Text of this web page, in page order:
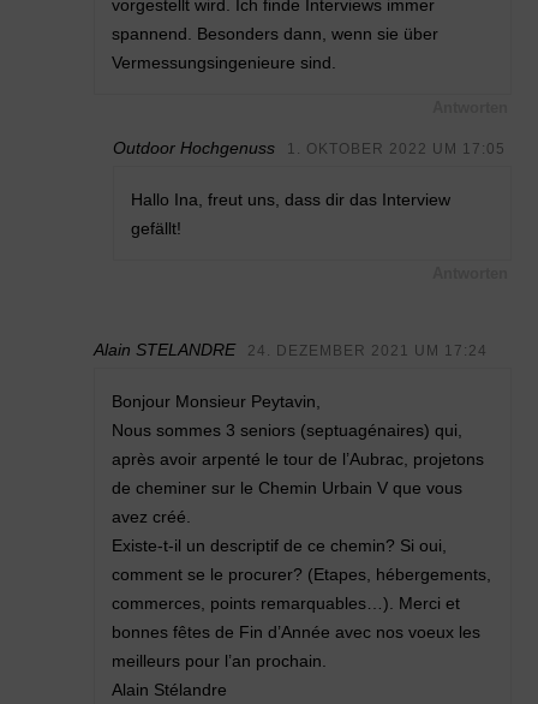
vorgestellt wird. Ich finde Interviews immer
spannend. Besonders dann, wenn sie über
Vermessungsingenieure sind.
Outdoor Hochgenuss 1. OKTOBER 2022 UM 17:05
Hallo Ina, freut uns, dass dir das Interview
gefällt!
Alain STELANDRE 24. DEZEMBER 2021 UM 17:24
Bonjour Monsieur Peytavin,
Nous sommes 3 seniors (septuagénaires) qui,
après avoir arpenté le tour de l’Aubrac, projetons
de cheminer sur le Chemin Urbain V que vous
avez créé.
Existe-t-il un descriptif de ce chemin? Si oui,
comment se le procurer? (Etapes, hébergements,
commerces, points remarquables…). Merci et
bonnes fêtes de Fin d’Année avec nos voeux les
meilleurs pour l’an prochain.
Alain Stélandre